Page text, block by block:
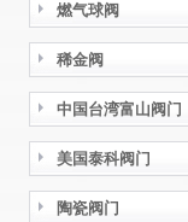
燃气球阀
稀金阀
中国台湾富山阀门
美国泰科阀门
陶瓷阀门